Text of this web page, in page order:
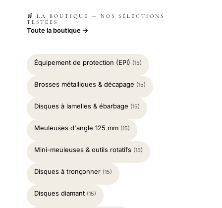
🛒 LA BOUTIQUE — NOS SÉLECTIONS
TESTÉES
Toute la boutique →
Équipement de protection (EPI) (15)
Brosses métalliques & décapage (15)
Disques à lamelles & ébarbage (15)
Meuleuses d'angle 125 mm (15)
Mini-meuleuses & outils rotatifs (15)
Disques à tronçonner (15)
Disques diamant (15)